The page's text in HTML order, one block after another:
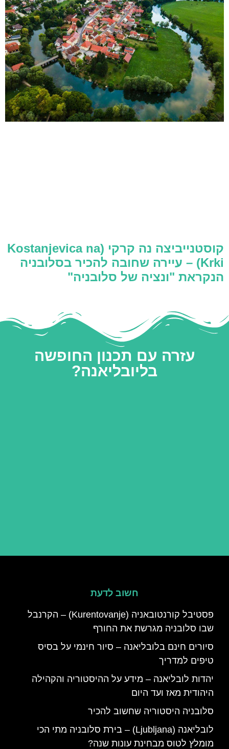
קוסטנייביצה נה קרקי (Kostanjevica na
Krki) – עיירה שחובה להכיר בסלובניה
הנקראת "ונציה של סלובניה"
עזרה עם תכנון החופשה
בליובליאנה?
חשוב לדעת
פסטיבל קורנטובאניה (Kurentovanje) – הקרנבל
שבו סלובניה מגרשת את החורף
סיורים חינם בלובליאנה – סיור חינמי על בסיס
טיפים למדריך
יהדות לובליאנה – מידע על ההיסטוריה והקהילה
היהודית מאז ועד היום
סלובניה היסטוריה שחשוב להכיר
לובליאנה (Ljubljana) – בירת סלובניה מתי הכי
מומלץ לטוס מבחינת עונות שנה?